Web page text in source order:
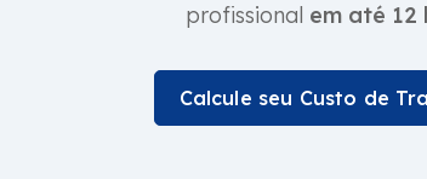
profissional em até 12
Calcule seu Custo de